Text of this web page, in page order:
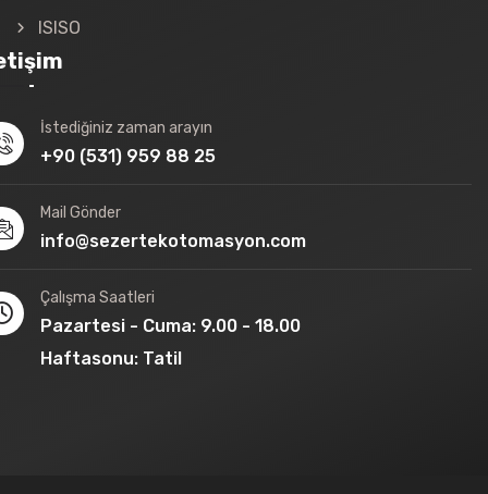
ISISO
İstediğiniz zaman arayın
+90 (531) 959 88 25
Mail Gönder
info@sezertekotomasyon.com
Çalışma Saatleri
Pazartesi - Cuma: 9.00 - 18.00
Haftasonu: Tatil